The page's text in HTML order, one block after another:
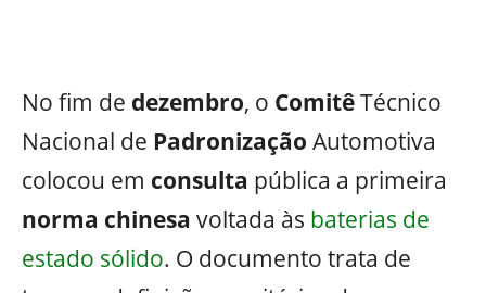
No fim de dezembro, o ComitêTécnico
Nacional de Padronização Automotiva
colocou em consulta pública a primeira
norma chinesa voltada às baterias de
estado sólido. O documento trata de